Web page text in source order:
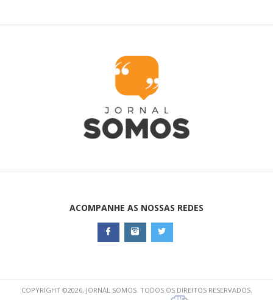
ACOMPANHE AS NOSSAS REDES
COPYRIGHT ©2026, JORNAL SOMOS. TODOS OS DIREITOS RESERVADOS.